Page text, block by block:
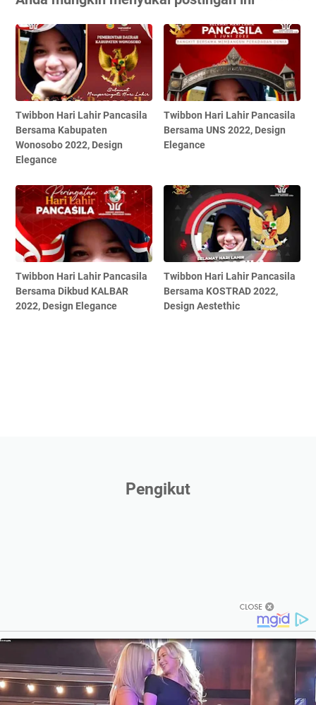
Twibbon Hari Lahir Pancasila
Bersama Kabupaten
Wonosobo 2022, Design
Elegance
Twibbon Hari Lahir Pancasila
Bersama UNS 2022, Design
Elegance
Twibbon Hari Lahir Pancasila
Bersama Dikbud KALBAR
2022, Design Elegance
Twibbon Hari Lahir Pancasila
Bersama KOSTRAD 2022,
Design Aestethic
Pengikut
About Privacy Policy Sitemap Disclaimer